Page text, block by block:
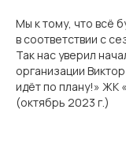
Мы к тому, что всё
в соответствии с
Так нас уверил
организации
идёт по плану!» ЖК
(октябрь 2023 г.)